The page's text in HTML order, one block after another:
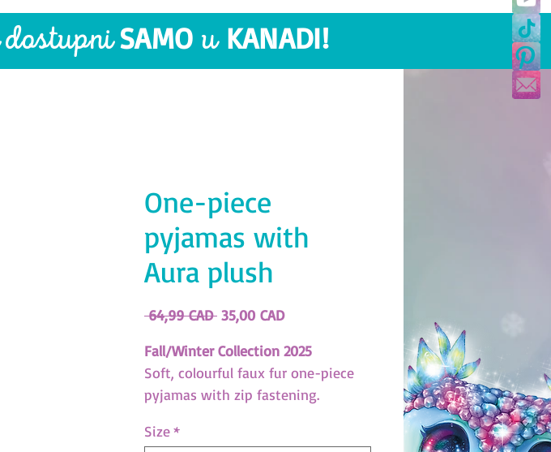
dostupniSAMO uKANADI!
One-piece
pyjamas with
Aura plush
64,99 CAD Redovna
35,00 CADCijena
popustom
Fall/Winter Collection 2025
Soft, colourful faux fur one-piece
pyjamas with zip fastening.
(SKU:XBC989)
Size*